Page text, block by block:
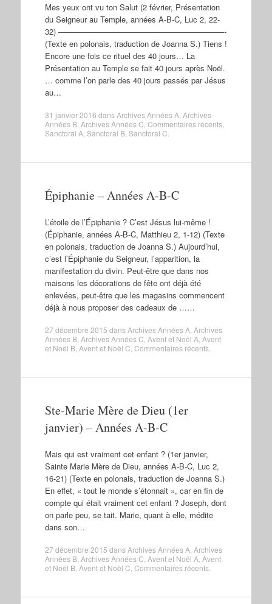
Mes yeux ont vu ton Salut (2 février, Présentation
du Seigneur au Temple, années A-B-C, Luc 2, 22-
32) —————————————————————-
(Texte en polonais, traduction de Joanna S.) Tiens !
Encore une fois ce rituel des 40 jours… La
Présentation au Temple se fait 40 jours après Noël.
… comme l’on parle des 40 jours passés par Jésus
au…
31 janvier 2016 dansArchives Années A, Archives
Années B, Archives Années C Commentaires récents,
Sanctoral A, Sanctoral B, Sanctoral C
Épiphanie – Années A-B-C
L’étoile de l’Épiphanie ? C’est Jésus lui-même !
(Épiphanie, années A-B-C, Matthieu 2, 1-12) (Texte
en polonais, traduction de Joanna S.) Aujourd’hui,
c’est l’Épiphanie du Seigneur, l’apparition, la
manifestation du divin. Peut-être que dans nos
maisons les décorations de fête ont déjà été
enlevées, peut-être que les magasins commencent
déjà à nous proposer des cadeaux de ……
27 décembre 2015 dansArchives Années A, Archives
Années B, Archives Années C Avent et Noël A, Avent
et Noël B, Avent et Noël C Commentaires récents.
Ste-Marie Mère de Dieu (1er
janvier) – Années A-B-C
Mais qui est vraiment cet enfant ? (1er janvier,
Sainte Marie Mère de Dieu, années A-B-C, Luc 2,
16-21) (Texte en polonais, traduction de Joanna S.)
En effet, « tout le monde s’étonnait », car en fin de
compte qui était vraiment cet enfant ? Joseph, dont
on parle peu, se tait. Marie, quant à elle, médite
dans son…
27 décembre 2015 dansArchives Années A, Archives
Années B, Archives Années C Avent et Noël A, Avent
et Noël B, Avent et Noël C Commentaires récents.